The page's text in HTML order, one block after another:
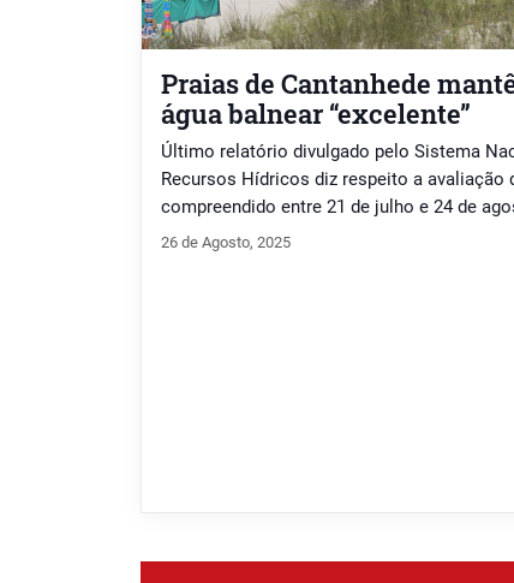
Praias de Cantanhede
água balnear “excelente”
Último relatório divulgado pelo Sistema
Recursos Hídricos diz respeito a avaliação
compreendido entre 21 de julho e 24 de
26 de Agosto, 2025